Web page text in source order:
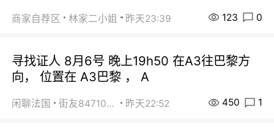
商家自荐区 林家二小姐 昨天23:39 123 0
寻找证人 8月6号 晚上19h50 在A3往巴黎方
向， 位置在 A3巴黎 ， A
闲聊法国 街友84710671 昨天22:52 450 1